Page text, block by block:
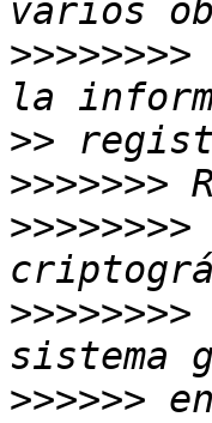
>>>>>>>>
>>
>>>>>>>
>>>>>>>>
>>>>>>>>
>>>>>>